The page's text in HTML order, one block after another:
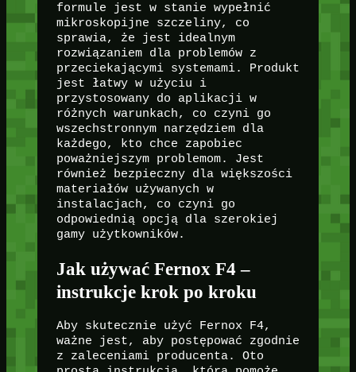
formule jest w stanie wypełnić
mikroskopijne szczeliny, co
sprawia, że jest idealnym
rozwiązaniem dla problemów z
przeciekającymi systemami. Produkt
jest łatwy w użyciu i
przystosowany do aplikacji w
różnych warunkach, co czyni go
wszechstronnym narzędziem dla
każdego, kto chce zapobiec
poważniejszym problemom. Jest
również bezpieczny dla większości
materiałów używanych w
instalacjach, co czyni go
odpowiednią opcją dla szerokiej
gamy użytkowników.
Jak używać Fernox F4 –
instrukcje krok po kroku
Aby skutecznie użyć Fernox F4,
ważne jest, aby postępować zgodnie
z zaleceniami producenta. Oto